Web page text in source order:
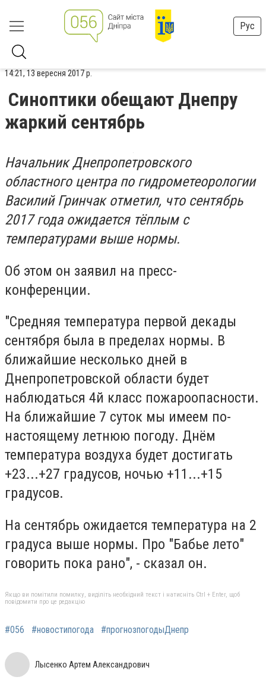
Рус
14:21, 13 вересня 2017 р.
Синоптики обещают Днепру
жаркий сентябрь
Начальник Днепропетровского
областного центра по гидрометеорологии
Василий Гринчак отметил, что сентябрь
2017 года ожидается тёплым с
температурами выше нормы.
Об этом он заявил на пресс-
конференции.
"Средняя температура первой декады
сентября была в пределах нормы. В
ближайшие несколько дней в
Днепропетровской области будет
наблюдаться 4й класс пожароопасности.
На ближайшие 7 суток мы имеем по-
настоящему летнюю погоду. Днём
температура воздуха будет достигать
+23...+27 градусов, ночью +11...+15
градусов.
На сентябрь ожидается температура на 2
градуса выше нормы. Про "Бабье лето"
говорить пока рано", - сказал он.
Якщо ви помітили помилку, виділіть необхідний текст і натисніть Ctrl + Enter, щоб
повідомити про це редакцію
#056 #новостипогода #прогнозпогодыДнепр
Лысенко Артем Александрович